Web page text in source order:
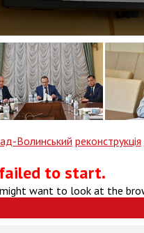
Волинський реконструкція
failed to start.
want to look at the